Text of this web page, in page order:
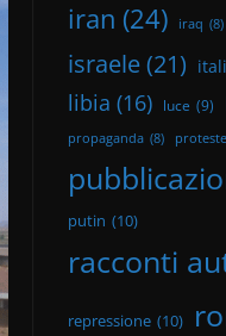
iran (24) iraq (8)
israele(21)
libia (16) luce (9)
propaganda (8) proteste
putin (10)
racconti
repressione (10)